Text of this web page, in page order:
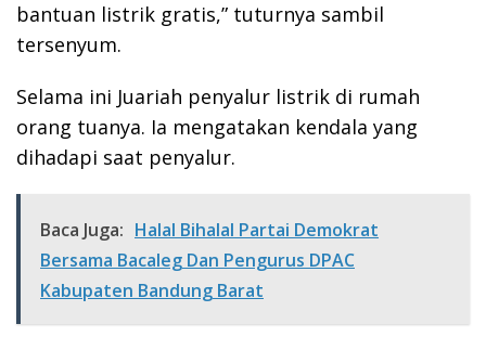
bantuan listrik gratis,” tuturnya sambil
tersenyum.
Selama ini Juariah penyalur listrik di rumah
orang tuanya. Ia mengatakan kendala yang
dihadapi saat penyalur.
Baca Juga: Halal Bihalal Partai Demokrat
Bersama Bacaleg Dan Pengurus DPAC
Kabupaten Bandung Barat